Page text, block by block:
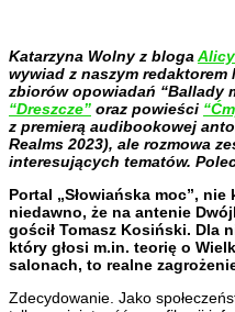
Katarzyna Wolny z bloga
wywiad z naszym redaktorem
zbiorów opowiadań “Ballady
“Dreszcze” oraz powieści
z premierą audibookowej
Realms 2023), ale rozmowa
interesujących tematów.
Portal „Słowiańska moc”,
niedawno, że na antenie
gościł Tomasz Kosiński. Dla
który głosi m.in. teorię o
salonach, to realne
Zdecydowanie. Jako